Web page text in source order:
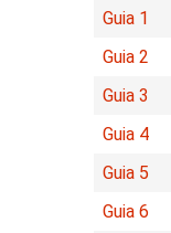
Guia 1
Guia 2
Guia 3
Guia 4
Guia 5
Guia 6